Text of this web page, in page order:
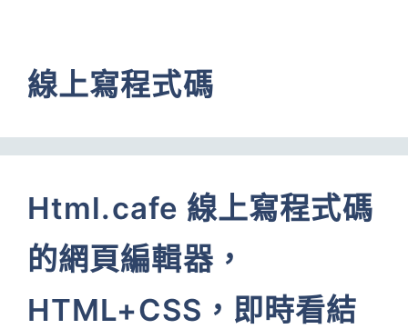
線上寫程式碼
Html.cafe 線上寫程式碼
的網頁編輯器，
HTML+CSS，即時看結